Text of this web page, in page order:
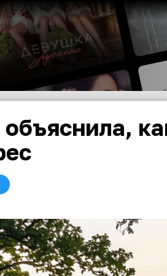
объяснила,